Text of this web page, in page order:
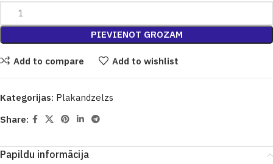
PIEVIENOT GROZAM
Add to compare Add to wishlist
Kategorijas: Plakandzelzs
Share:
Papildu informācija